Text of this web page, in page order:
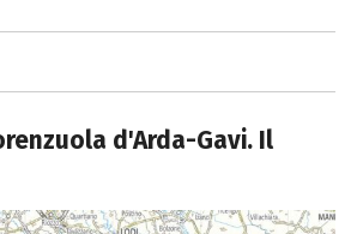
d'Arda-Gavi. Il